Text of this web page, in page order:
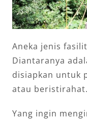
Aneka jenis
Diantaranya
disiapkan untuk
atau beristirahat.
Yang ingin